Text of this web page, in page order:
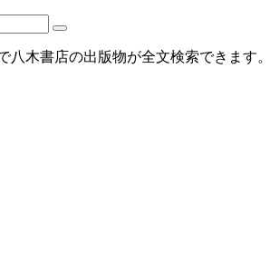
八木書店の出版物が全文検索できます。